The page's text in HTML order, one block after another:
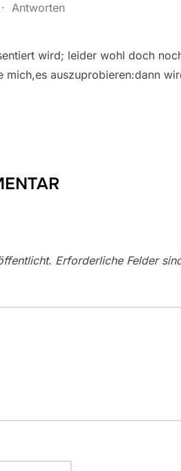
· Antworten
wird; leider wohl doch
auszuprobieren:dann
Erforderliche Felder